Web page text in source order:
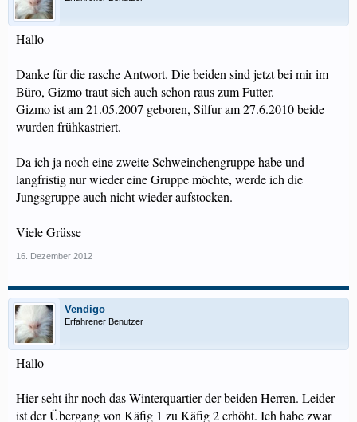
Hallo
Danke für die rasche Antwort. Die beiden sind jetzt bei mir im
Büro, Gizmo traut sich auch schon raus zum Futter.
Gizmo ist am 21.05.2007 geboren, Silfur am 27.6.2010 beide
wurden frühkastriert.
Da ich ja noch eine zweite Schweinchengruppe habe und
langfristig nur wieder eine Gruppe möchte, werde ich die
Jungsgruppe auch nicht wieder aufstocken.
Viele Grüsse
16. Dezember 2012
Vendigo
Erfahrener Benutzer
Hallo
Hier seht ihr noch das Winterquartier der beiden Herren. Leider
ist der Übergang von Käfig 1 zu Käfig 2 erhöht. Ich habe zwar